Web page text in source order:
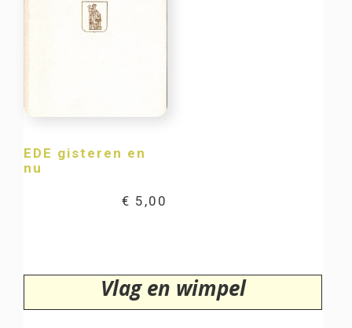
EDE gisteren en
nu
€ 5,00
Vlag en wimpel